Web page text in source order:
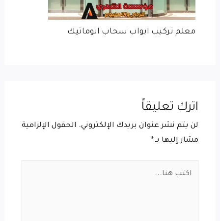
معلم تركيب ابواب سحاب اتوماتيك
اترك تعليقاً
لن يتم نشر عنوان بريدك الإلكتروني. الحقول الإلزامية
مشار إليها بـ*